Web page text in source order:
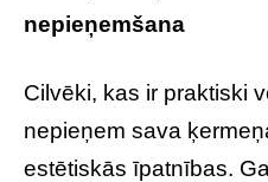
nepieņemšana
Cilvēki, kas ir praktiski
nepieņem sava
estētiskās īpatnības.